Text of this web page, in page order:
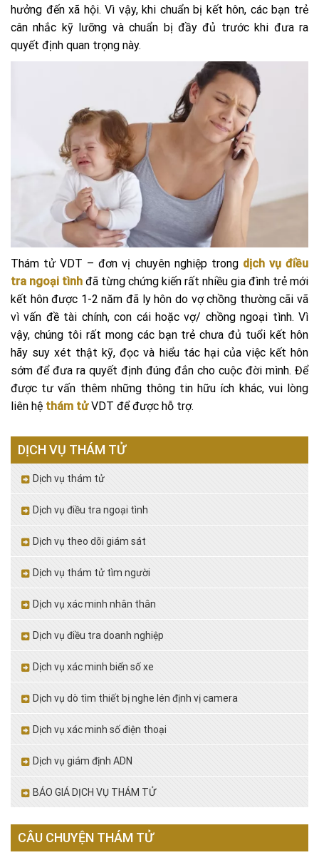
hưởng đến xã hội. Vì vậy, khi chuẩn bị kết hôn, các bạn trẻ
cân nhắc kỹ lưỡng và chuẩn bị đầy đủ trước khi đưa ra
quyết định quan trọng này.
Thám tử VDT – đơn vị chuyên nghiệp trong dịch vụ điều
tra ngoại tình đã từng chứng kiến rất nhiều gia đình trẻ mới
kết hôn được 1-2 năm đã ly hôn do vợ chồng thường cãi vã
vì vấn đề tài chính, con cái hoặc vợ/ chồng ngoại tình. Vì
vậy, chúng tôi rất mong các bạn trẻ chưa đủ tuổi kết hôn
hãy suy xét thật kỹ, đọc và hiểu tác hại của việc kết hôn
sớm để đưa ra quyết định đúng đắn cho cuộc đời mình. Để
được tư vấn thêm những thông tin hữu ích khác, vui lòng
liên hệ thám tửVDT để được hỗ trợ.
DỊCH VỤ THÁM TỬ
Dịch vụ thám tử
Dịch vụ điều tra ngoại tình
Dịch vụ theo dõi giám sát
Dịch vụ thám tử tìm người
Dịch vụ xác minh nhân thân
Dịch vụ điều tra doanh nghiệp
Dịch vụ xác minh biển số xe
Dịch vụ dò tìm thiết bị nghe lén định vị camera
Dịch vụ xác minh số điện thoại
Dịch vụ giám định ADN
BÁO GIÁ DỊCH VỤ THÁM TỬ
CÂU CHUYỆN THÁM TỬ